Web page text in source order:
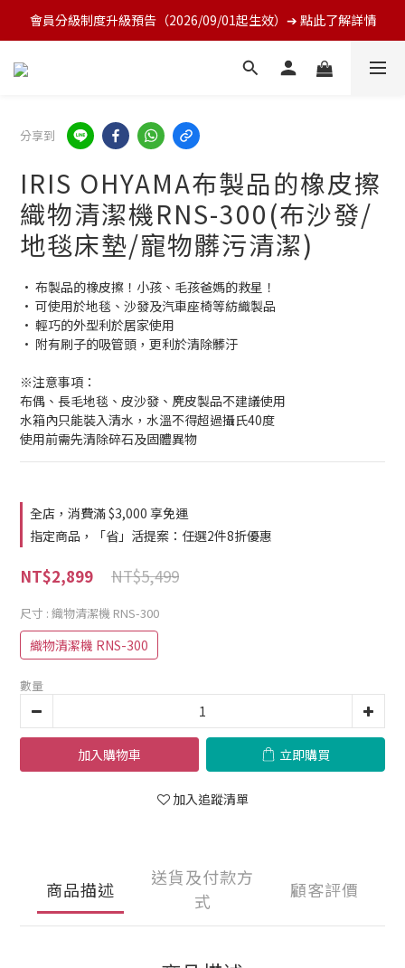
會員分級制度升級預告（2026/09/01起生效）➔ 點此了解詳情
分享到
IRIS OHYAMA布製品的橡皮擦
織物清潔機RNS-300(布沙發/
地毯床墊/寵物髒污清潔)
• 布製品的橡皮擦！小孩、毛孩爸媽的救星！
• 可使用於地毯、沙發及汽車座椅等紡織製品
• 輕巧的外型利於居家使用
• 附有刷子的吸管頭，更利於清除髒汙
※注意事項：
布偶、長毛地毯、皮沙發、麂皮製品不建議使用
水箱內只能裝入清水，水溫不得超過攝氏40度
使用前需先清除碎石及固體異物
全店，消費滿 $3,000 享免運
指定商品，「省」活提案：任選2件8折優惠
NT$5,499
NT$2,899
尺寸 : 織物清潔機 RNS-300
織物清潔機 RNS-300
數量
加入購物車 立即購買
加入追蹤清單
商品描述
送貨及付款方
式
顧客評價